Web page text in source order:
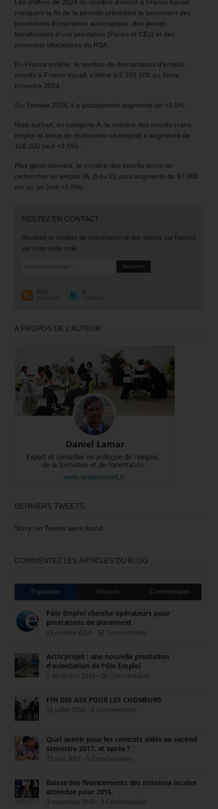
Les chiffres de 2024 du nombre d’inscrit à France travail
marquent la fin de la période précédant le lancement des
procédures d’inscription automatique, des jeunes
bénéficiaires d’une prestation (Pacea et CEJ) et des
nouveaux allocataires du RSA.
En France entière, le nombre de demandeurs d’emploi,
inscrits à France travail, s’élève à 6 255 100 au 4ème
trimestre 2024.
Sur l’année 2024, il a globalement augmenté de +1,5%.
Mais surtout, en catégorie A, le nombre des inscrits (sans
emploi et tenus de rechercher un emploi) a augmenté de
106 200 (soit +3,5%).
Plus généralement, le nombre des inscrits tenus de
rechercher un emploi (A, B ou C) aura augmenté de 97 200
sur un an (soit +1,8%).
RESTEZ EN CONTACT
Recevez le meilleur de l'information et des débats sur l'emploi
sur votre boite mail.
RSS
Souscrire
0
Followers
A PROPOS DE L’AUTEUR
DERNIERS TWEETS
Sorry, no Tweets were found.
COMMENTEZ LES ARTICLES DU BLOG
Populaires Récents Commentaires
Pôle Emploi cherche opérateurs pour
prestations de placement
23 octobre 2014 - 52 Commentaires
Activ’projet : une nouvelle prestation
d’orientation de Pôle Emploi
5 décembre 2014 - 26 Commentaires
FIN DES ASS POUR LES CHÔMEURS
15 juillet 2018 - 8 Commentaires
Quel avenir pour les contrats aidés au second
semestre 2017, et après ?
22 mai 2017 - 5 Commentaires
Baisse des financements des missions locales
attendue pour 2016.
3 novembre 2015 - 3 Commentaires